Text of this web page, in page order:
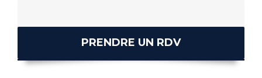
PRENDRE UN RDV